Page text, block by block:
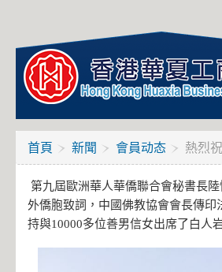
首頁 新聞 會員动态 熱烈
第九屆歐洲華人華僑聯合會秘書長
外僑胞致詞，中國佛教協會會長傳
持與10000多位善男信女出席了白人